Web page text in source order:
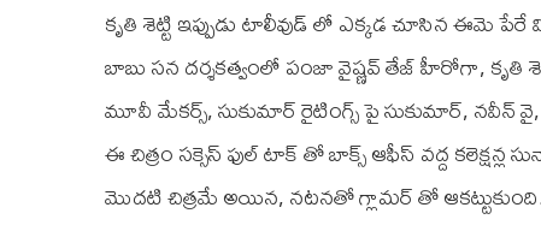
కృతి శెట్టి ఇప్పుడు టాలీవుడ్ లో ఎక్కడ చూసిన ఈమె పేరే
బాబు సన దర్శకత్వంలో పంజా వైష్ణవ్ తేజ్ హీరోగా,
మూవీ మేకర్స్, సుకుమార్ రైటింగ్స్ పై సుకుమార్, నవీన్
ఈ చిత్రం సక్సెస్ ఫుల్ టాక్ తో బాక్స్ ఆఫీస్ వద్ద కలెక్షన్ల
మొదటి చిత్రమే అయిన, నటనతో గ్లామర్ తో